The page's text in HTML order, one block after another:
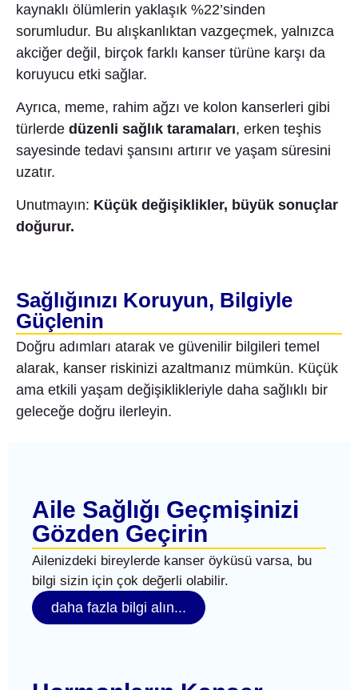
kaynaklı ölümlerin yaklaşık %22’sinden
sorumludur. Bu alışkanlıktan vazgeçmek, yalnızca
akciğer değil, birçok farklı kanser türüne karşı da
koruyucu etki sağlar.
Ayrıca, meme, rahim ağzı ve kolon kanserleri gibi
türlerde düzenli sağlık taramaları, erken teşhis
sayesinde tedavi şansını artırır ve yaşam süresini
uzatır.
Unutmayın: Küçük değişiklikler, büyük sonuçlar
doğurur.
Sağlığınızı Koruyun, Bilgiyle
Güçlenin
Doğru adımları atarak ve güvenilir bilgileri temel
alarak, kanser riskinizi azaltmanız mümkün. Küçük
ama etkili yaşam değişiklikleriyle daha sağlıklı bir
geleceğe doğru ilerleyin.
Aile Sağlığı Geçmişinizi
Gözden Geçirin
Ailenizdeki bireylerde kanser öyküsü varsa, bu
bilgi sizin için çok değerli olabilir.
daha fazla bilgi alın...